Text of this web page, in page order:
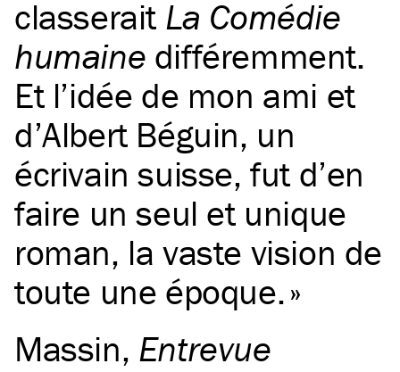
classerait La Comédie
humaine différemment.
Et l’idée de mon ami et
d’Albert Béguin, un
écrivain suisse, fut d’en
faire un seul et unique
roman, la vaste vision de
toute une époque.
Massin, Entrevue